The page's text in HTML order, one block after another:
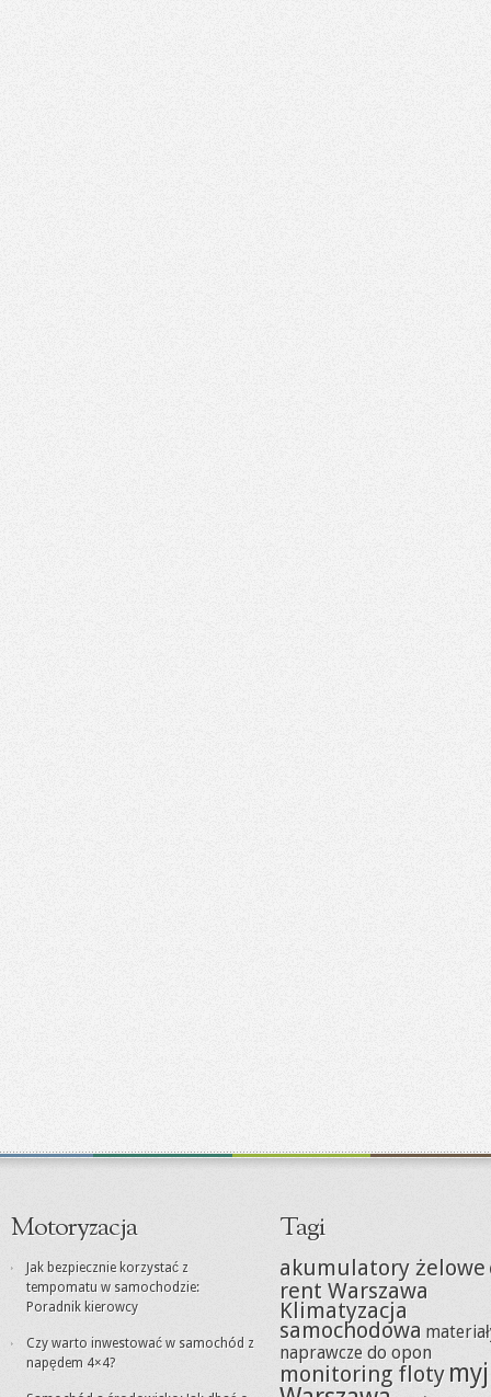
Motoryzacja
Jak bezpiecznie korzystać z
tempomatu w samochodzie:
Poradnik kierowcy
Czy warto inwestować w samochód z
napędem 4×4?
Tagi
akumulatory żelowe
rent Warszawa
Klimatyzacja
samochodowa
naprawcze do opon
monitoring floty